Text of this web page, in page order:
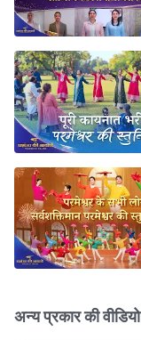
अन्य प्रकार की वीडियो